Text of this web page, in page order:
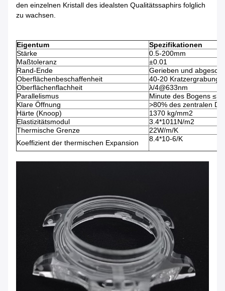
den einzelnen Kristall des idealsten Qualitätssaphirs folglich
zu wachsen.
Eigentum
Spezifikationen
Stärke
0.5-200mm
Maßtoleranz
±0.01
Rand-Ende
Gerieben und
Oberflächenbeschaffenheit
40-20 Kratzergrabung
Oberflächenflachheit
λ/4@633nm
Parallelismus
Minute des Bogens ≤3
Klare Öffnung
>80% des zentralen
Härte (Knoop)
1370 kg/mm2
Elastizitätsmodul
3.4*1011N/m2
Thermische Grenze
22W/m/K
Koeffizient der thermischen Expansion
8.4*10-6/K